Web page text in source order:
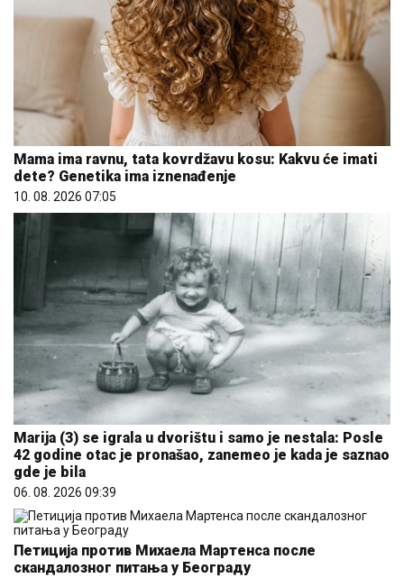
Mama ima ravnu, tata kovrdžavu kosu: Kakvu će imati
dete? Genetika ima iznenađenje
10. 08. 2026 07:05
Marija (3) se igrala u dvorištu i samo je nestala: Posle
42 godine otac je pronašao, zanemeo je kada je saznao
gde je bila
06. 08. 2026 09:39
Петиција против Михаела Мартенса после
скандалозног питања у Београду